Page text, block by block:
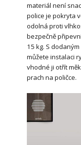
materiál není
police je pokryta
odolná proti
bezpečně
15 kg. S
můžete instalaci
vhodné ji otřít
prach na poličce.